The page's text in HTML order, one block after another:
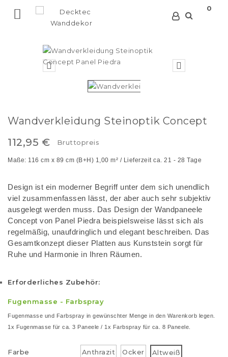
 0
 
Wandverkleidung Steinoptik Concept
112,95 €
Bruttopreis
Maße: 116 cm x 89 cm (B+H) 1,00 m² / Lieferzeit ca. 21 - 28 Tage
Design ist ein moderner Begriff unter dem sich unendlich
viel zusammenfassen lässt, der aber auch sehr subjektiv
ausgelegt werden muss. Das Design der Wandpaneele
Concept von Panel Piedra beispielsweise lässt sich als
regelmäßig, unaufdringlich und elegant beschreiben. Das
Gesamtkonzept dieser Platten aus Kunststein sorgt für
Ruhe und Harmonie in Ihren Räumen.
Erforderliches Zubehör:
Fugenmasse - Farbspray
Fugenmasse und Farbspray in gewünschter Menge in den Warenkorb legen.
1x Fugenmasse für ca. 3 Paneele / 1x Farbspray für ca. 8 Paneele.
Farbe Anthrazit Ocker Altweiß